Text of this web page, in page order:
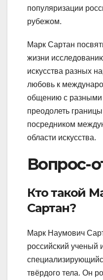
популяризации
рубежом.
Марк Сартан
жизни
искусства разных
любовь к
общению с разными
преодолеть
посредником
области искусства.
Вопрос-
Кто такой
Сартан?
Марк Наумович
российский ученый
твёрдого тела. Он